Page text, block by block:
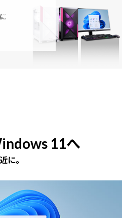
11へ
に。